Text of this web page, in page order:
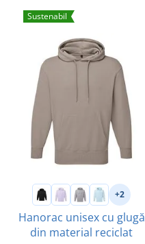
Sustenabil
+2
Hanorac unisex cu glugă
din material reciclat